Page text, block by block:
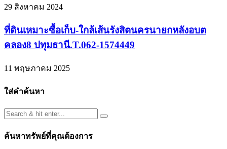
29 สิงหาคม 2024
ที่ดินเหมาะซื้อเก็บ-ใกล้เส้นรังสิตนครนายกหลังอบต
คลอง8 ปทุมธานี.T.062-1574449
11 พฤษภาคม 2025
ใส่คำค้นหา
ค้นหาทรัพย์ที่คุณต้องการ